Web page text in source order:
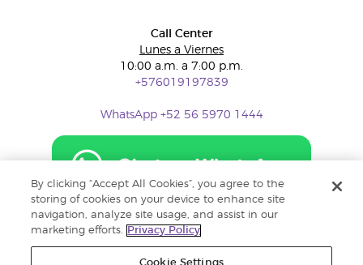
Call Center
Lunes a Viernes
10:00 a.m. a 7:00 p.m.
+576019197839
WhatsApp +52 56 5970 1444
By clicking “Accept All Cookies”, you agree to the
storing of cookies on your device to enhance site
navigation, analyze site usage, and assist in our
marketing efforts.
Privacy Policy